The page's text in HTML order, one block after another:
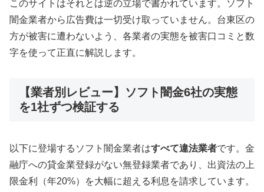
このサイトはそれとは逆の立場で書かれています。ソフト
闇金業者から広告費は一切受け取っていません。台東区の
方が被害に遭わないよう、各業者の実態を被害口コミと数
字を使って正直に解説します。
【業者別レビュー】ソフト闇金6社の実態
を1社ずつ検証する
以下に登場するソフト闇金業者はすべて違法業者です。金
融庁への貸金業登録がない無登録業者であり、出資法の上
限金利（年20%）を大幅に超える利息を請求しています。